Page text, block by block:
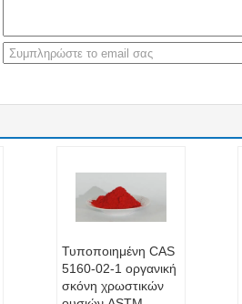
Τυποποιημένη CAS
5160-02-1 οργανική
σκόνη χρωστικών